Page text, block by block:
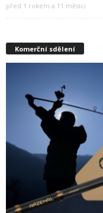
před 1 rokem a 11 měsíci
Komerční sdělení